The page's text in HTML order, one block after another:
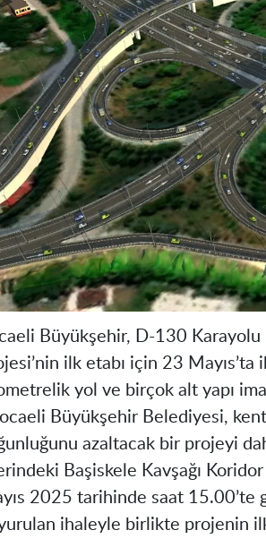
Büyükşehir, D-130 Karayolu
ilk etabı için 23 Mayıs’ta
yol ve birçok alt yapı
Büyükşehir Belediyesi,
azaltacak bir projeyi
Başiskele Kavşağı
2025 tarihinde saat
ihaleyle birlikte projenin ilk